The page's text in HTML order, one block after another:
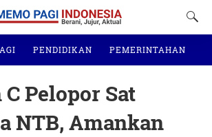
PENDIDIKAN PEMERINTAHAN
Pelopor Sat
NTB, Amankan